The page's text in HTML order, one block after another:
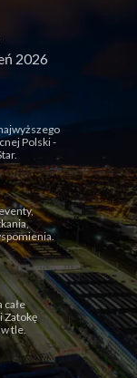
2026
Polski -
całe
Zatokę
tle.